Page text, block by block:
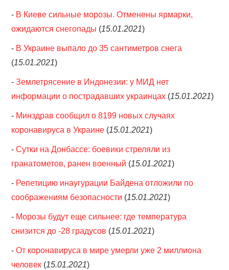
- В Киеве сильные морозы. Отменены ярмарки,
ожидаются снегопады (15.01.2021)
- В Украине выпало до 35 сантиметров снега
(15.01.2021)
-Землетрясение в Индонезии: у МИД нет
информации о пострадавших украинцах (15.01.2021)
- Минздрав сообщил о 8199 новых случаях
коронавируса в Украине (15.01.2021)
-Сутки на Донбассе: боевики стреляли из
гранатометов, ранен военный (15.01.2021)
- Репетицию инаугурации Байдена отложили по
соображениям безопасности (15.01.2021)
- Морозы будут еще сильнее: где температура
снизится до -28 градусов (15.01.2021)
-От коронавируса в мире умерли уже 2 миллиона
человек (15.01.2021)